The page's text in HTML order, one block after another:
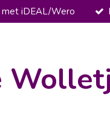
iDEAL/Wero